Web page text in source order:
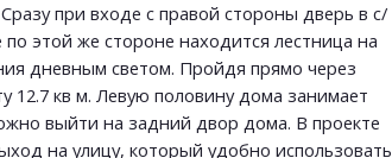
при входе с правой стороны дверь в с/
этой же стороне находится лестница на
дневным светом. Пройдя прямо через
12.7 кв м. Левую половину дома занимает
выйти на задний двор дома. В проекте
на улицу, который удобно использовать